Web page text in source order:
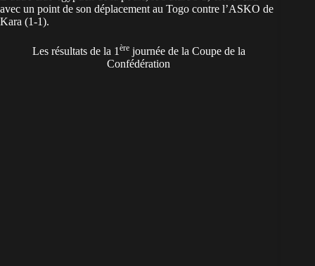
avec un point de son déplacement au Togo contre l’ASKO de
Kara (1-1).
Les résultats de la 1èrejournée de la Coupe de la
Confédération